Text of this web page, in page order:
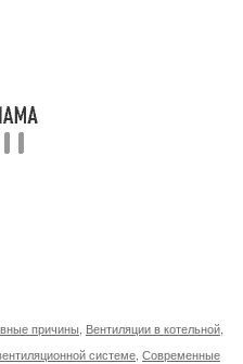
причины Вентиляции в котельной
системе Современные